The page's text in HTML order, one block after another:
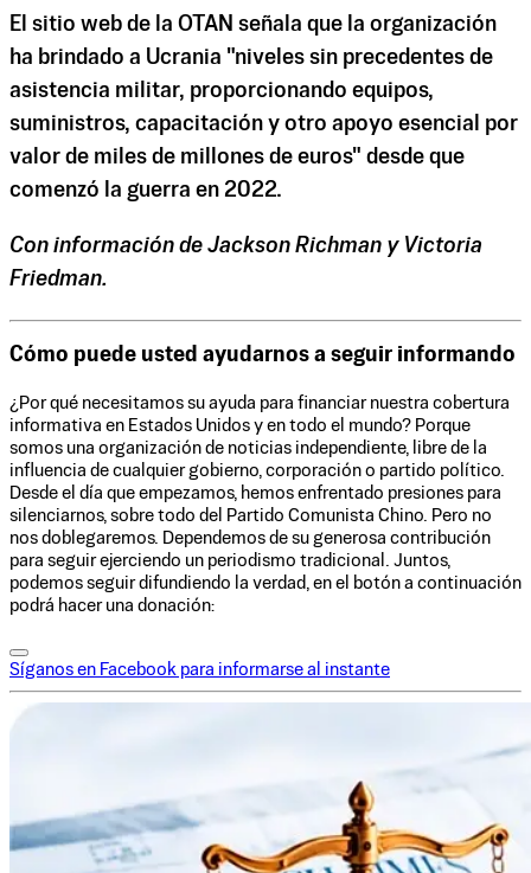
El sitio web de la OTAN señala que la organización
ha brindado a Ucrania "niveles sin precedentes de
asistencia militar, proporcionando equipos,
suministros, capacitación y otro apoyo esencial por
valor de miles de millones de euros" desde que
comenzó la guerra en 2022.
Con información de Jackson Richman y Victoria
Friedman.
Cómo puede usted ayudarnos a seguir informando
¿Por qué necesitamos su ayuda para financiar nuestra cobertura
informativa en Estados Unidos y en todo el mundo? Porque
somos una organización de noticias independiente, libre de la
influencia de cualquier gobierno, corporación o partido político.
Desde el día que empezamos, hemos enfrentado presiones para
silenciarnos, sobre todo del Partido Comunista Chino. Pero no
nos doblegaremos. Dependemos de su generosa contribución
para seguir ejerciendo un periodismo tradicional. Juntos,
podemos seguir difundiendo la verdad, en el botón a continuación
podrá hacer una donación:
Síganos en Facebook para informarse al instante